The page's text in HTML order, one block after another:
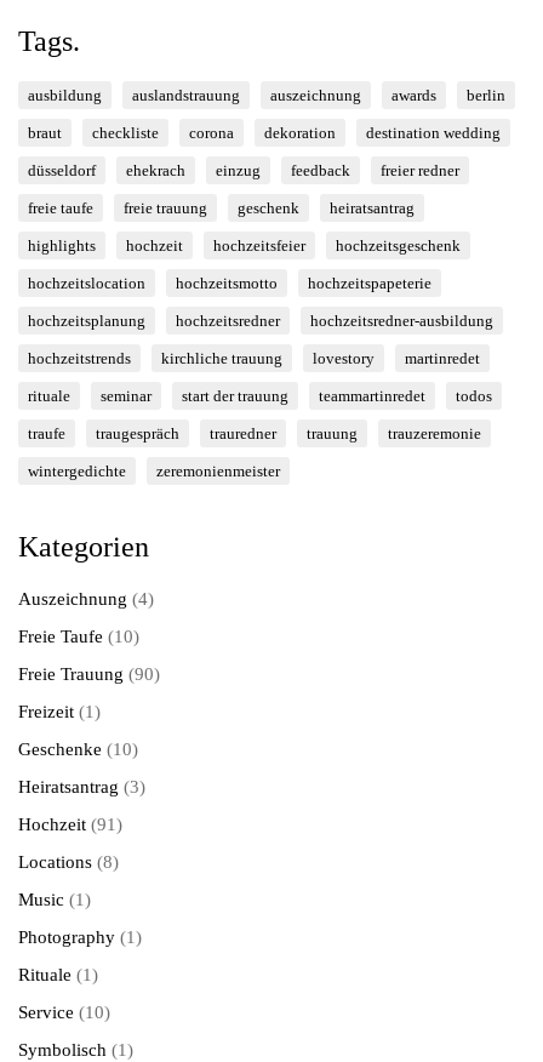
Tags.
ausbildung auslandstrauung auszeichnung awards berlin
braut checkliste corona dekoration destination wedding
düsseldorf ehekrach einzug feedback freier redner
freie taufe freie trauung geschenk heiratsantrag
highlights hochzeit hochzeitsfeier hochzeitsgeschenk
hochzeitslocation hochzeitsmotto hochzeitspapeterie
hochzeitsplanung hochzeitsredner hochzeitsredner-ausbildung
hochzeitstrends kirchliche trauung lovestory martinredet
rituale seminar start der trauung teammartinredet todos
traufe traugespräch trauredner trauung trauzeremonie
wintergedichte zeremonienmeister
Kategorien
Auszeichnung (4)
Freie Taufe (10)
Freie Trauung (90)
Freizeit (1)
Geschenke (10)
Heiratsantrag (3)
Hochzeit (91)
Locations (8)
Music (1)
Photography (1)
Rituale (1)
Service (10)
Symbolisch (1)